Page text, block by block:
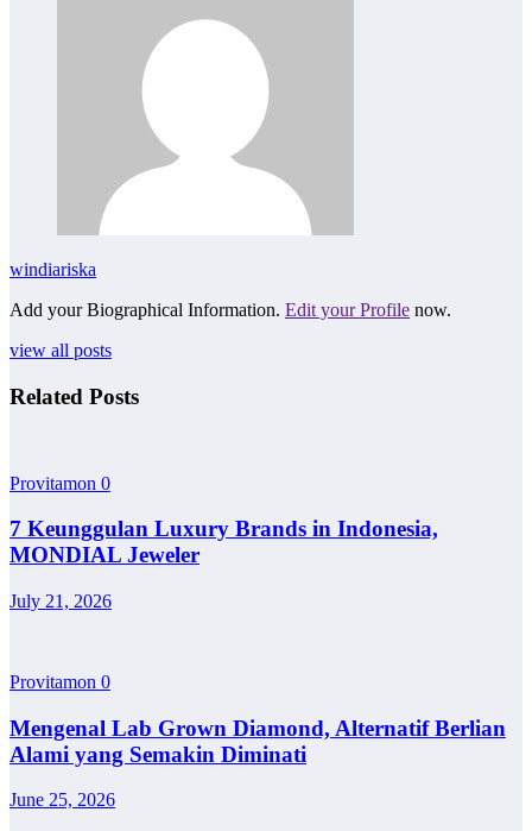
windiariska
Add your Biographical Information. Edit your Profile now.
view all posts
Related Posts
Provitamon 0
7 Keunggulan Luxury Brands in Indonesia,
MONDIAL Jeweler
July 21, 2026
Provitamon 0
Mengenal Lab Grown Diamond, Alternatif Berlian
Alami yang Semakin Diminati
June 25, 2026